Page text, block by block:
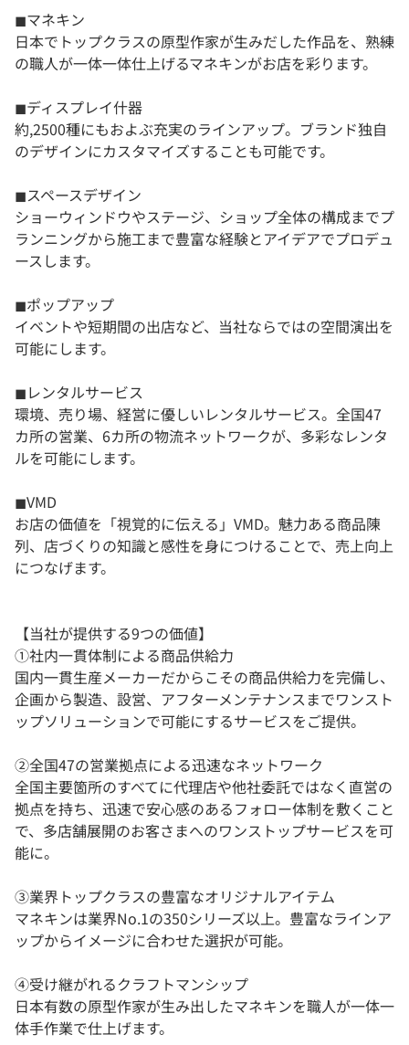
◼︎マネキン
日本でトップクラスの原型作家が生みだした作品を、熟練
の職人が一体一体仕上げるマネキンがお店を彩ります。
◼︎ディスプレイ什器
約,2500種にもおよぶ充実のラインアップ。ブランド独自
のデザインにカスタマイズすることも可能です。
◼︎スペースデザイン
ショーウィンドウやステージ、ショップ全体の構成までプ
ランニングから施工まで豊富な経験とアイデアでプロデュ
ースします。
◼︎ポップアップ
イベントや短期間の出店など、当社ならではの空間演出を
可能にします。
◼︎レンタルサービス
環境、売り場、経営に優しいレンタルサービス。全国47
カ所の営業、6カ所の物流ネットワークが、多彩なレンタ
ルを可能にします。
◼︎VMD
お店の価値を「視覚的に伝える」VMD。魅力ある商品陳
列、店づくりの知識と感性を身につけることで、売上向上
につなげます。
【当社が提供する9つの価値】
①社内一貫体制による商品供給力
国内一貫生産メーカーだからこその商品供給力を完備し、
企画から製造、設営、アフターメンテナンスまでワンスト
ップソリューションで可能にするサービスをご提供。
②全国47の営業拠点による迅速なネットワーク
全国主要箇所のすべてに代理店や他社委託ではなく直営の
拠点を持ち、迅速で安心感のあるフォロー体制を敷くこと
で、多店舗展開のお客さまへのワンストップサービスを可
能に。
③業界トップクラスの豊富なオリジナルアイテム
マネキンは業界No.1の350シリーズ以上。豊富なラインア
ップからイメージに合わせた選択が可能。
④受け継がれるクラフトマンシップ
日本有数の原型作家が生み出したマネキンを職人が一体一
体手作業で仕上げます。